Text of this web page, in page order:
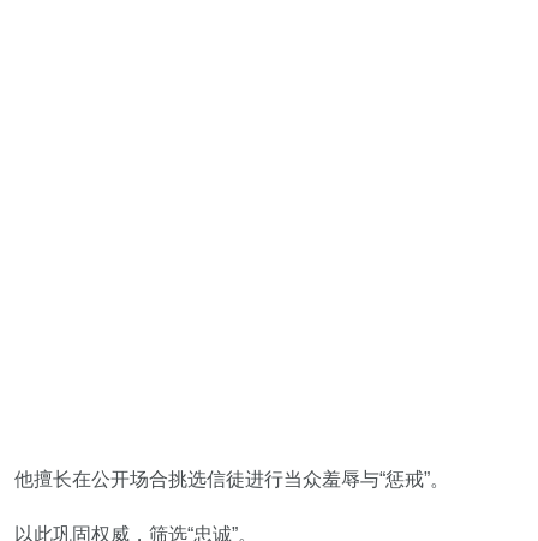
他擅长在公开场合挑选信徒进行当众羞辱与“惩戒”。
以此巩固权威，筛选“忠诚”。